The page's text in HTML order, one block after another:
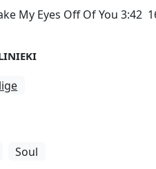
My Eyes Off Of You 3:42
Soul